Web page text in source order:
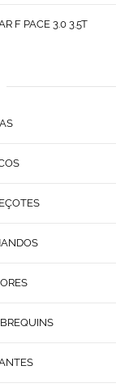
F PACE 3.0 3.5T